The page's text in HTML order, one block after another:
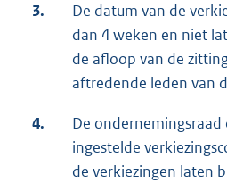
3.
De datum van de
dan 4 weken en niet
de afloop van de
aftredende leden van
4.
De
ingestelde
de verkiezingen laten